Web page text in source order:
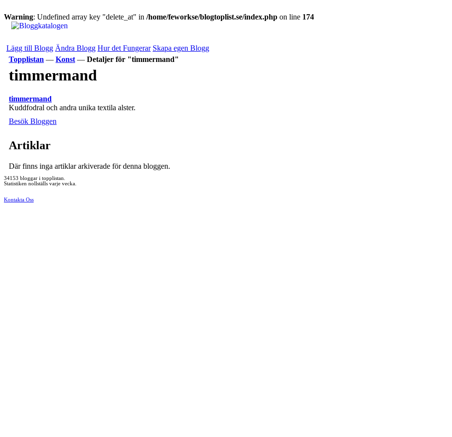
Warning: Undefined array key "delete_at" in /home/feworkse/blogtoplist.se/index.php on line 174
Lägg till Blogg Ändra Blogg Hur det Fungerar Skapa egen Blogg
Topplistan — Konst — Detaljer för "timmermand"
timmermand
timmermand
Kuddfodral och andra unika textila alster.
Besök Bloggen
Artiklar
Där finns inga artiklar arkiverade för denna bloggen.
34153 bloggar i topplistan.
Statistiken nollställs varje vecka.
Kontakta Oss